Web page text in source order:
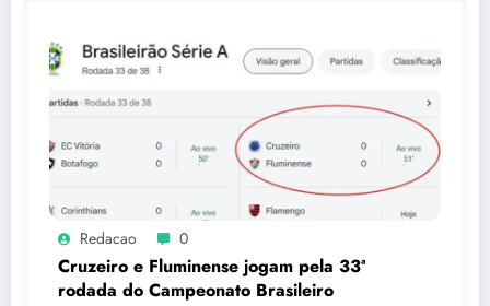
Redacao 0
Cruzeiro e Fluminense jogam pela 33ª
rodada do Campeonato Brasileiro